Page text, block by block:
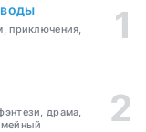
приключения,
драма,